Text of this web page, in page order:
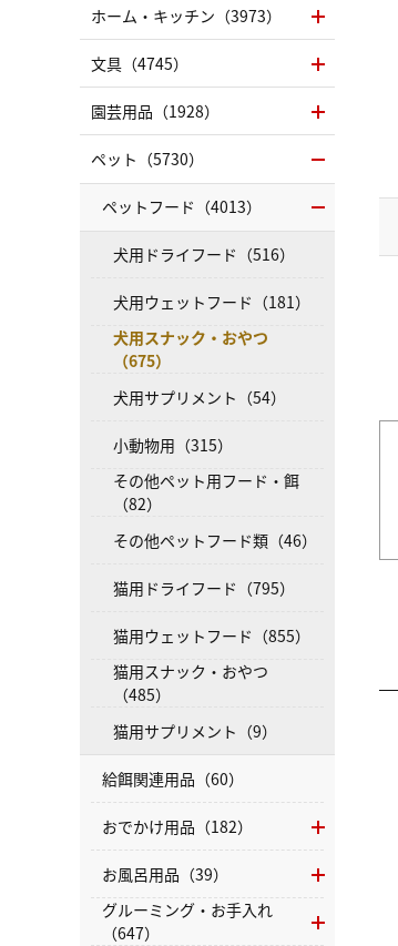
ホーム・キッチン（3973）
文具（4745）
園芸用品（1928）
ペット（5730）
ペットフード（4013）
犬用ドライフード（516）
犬用ウェットフード（181）
犬用スナック・おやつ
（675）
犬用サプリメント（54）
小動物用（315）
その他ペット用フード・餌
（82）
その他ペットフード類（46）
猫用ドライフード（795）
猫用ウェットフード（855）
猫用スナック・おやつ
（485）
猫用サプリメント（9）
給餌関連用品（60）
おでかけ用品（182）
お風呂用品（39）
グルーミング・お手入れ
（647）